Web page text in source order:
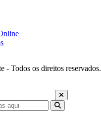
- Todos os direitos reservados.